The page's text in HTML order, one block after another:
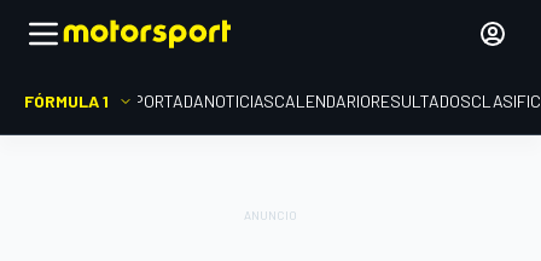
FÓRMULA 1 PORTADANOTICIASCALENDARIORESULTADOS